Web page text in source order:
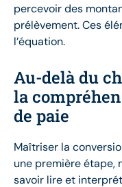
percevoir des
prélèvement. Ces
l’équation.
Au-delà du
la
de paie
Maîtriser la
une première étape,
savoir lire et